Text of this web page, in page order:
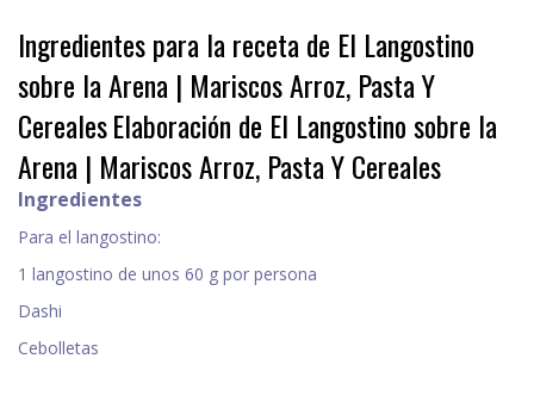
Ingredientes para la receta de El Langostino
sobre la Arena | Mariscos Arroz, Pasta Y
CerealesElaboración de El Langostino sobre la
Arena | Mariscos Arroz, Pasta Y Cereales
Ingredientes
Para el langostino:
1 langostino de unos 60 g por persona
Dashi
Cebolletas